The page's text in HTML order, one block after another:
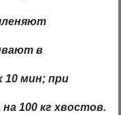
в
10 мин; при
100 кг хвостов.